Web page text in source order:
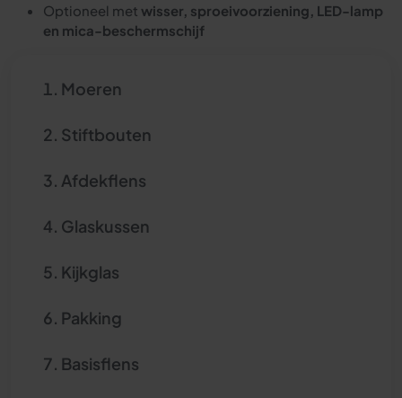
Optioneel met wisser, sproeivoorziening, LED-lamp
en mica-beschermschijf
Moeren
Stiftbouten
Afdekflens
Glaskussen
Kijkglas
Pakking
Basisflens